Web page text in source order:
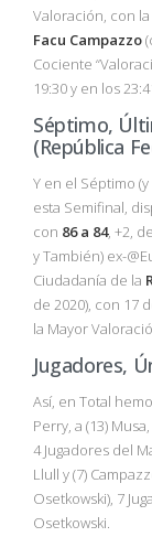
Valoración, con
Facu Campazzo
Cociente
19:30 y en los
Séptimo,
(República
Y en el Séptimo
esta Semifinal,
con 86 a 84, +2,
y También) ex-
Ciudadanía de la
de 2020), con 17
la Mayor
Jugadores,
Así, en Total
Perry, a (13)
4 Jugadores del
Llull y (7)
Osetkowski), 7
Osetkowski.